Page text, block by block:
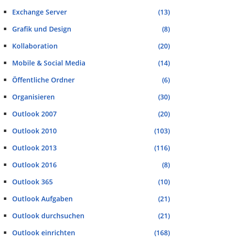
Exchange Server
(13)
Grafik und Design
(8)
Kollaboration
(20)
Mobile & Social Media
(14)
Öffentliche Ordner
(6)
Organisieren
(30)
Outlook 2007
(20)
Outlook 2010
(103)
Outlook 2013
(116)
Outlook 2016
(8)
Outlook 365
(10)
Outlook Aufgaben
(21)
Outlook durchsuchen
(21)
Outlook einrichten
(168)